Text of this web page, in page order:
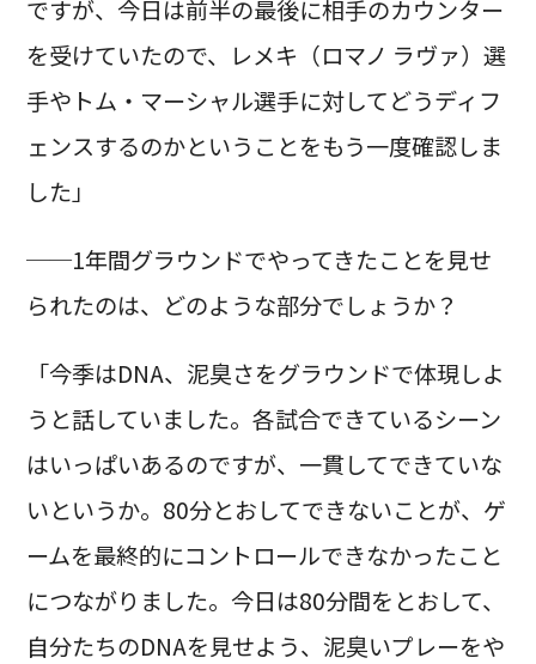
ですが、今日は前半の最後に相手のカウンター
を受けていたので、レメキ（ロマノ ラヴァ）選
手やトム・マーシャル選手に対してどうディフ
ェンスするのかということをもう一度確認しま
した」
──1年間グラウンドでやってきたことを見せ
られたのは、どのような部分でしょうか？
「今季はDNA、泥臭さをグラウンドで体現しよ
うと話していました。各試合できているシーン
はいっぱいあるのですが、一貫してできていな
いというか。80分とおしてできないことが、ゲ
ームを最終的にコントロールできなかったこと
につながりました。今日は80分間をとおして、
自分たちのDNAを見せよう、泥臭いプレーをや